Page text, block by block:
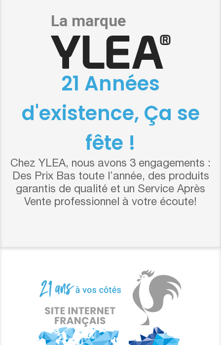
21 Années
d'existence, Ça se
fête !
Chez YLEA, nous avons 3 engagements :
Des Prix Bas toute l’année, des produits
garantis de qualité et un Service Après
Vente professionnel à votre écoute!